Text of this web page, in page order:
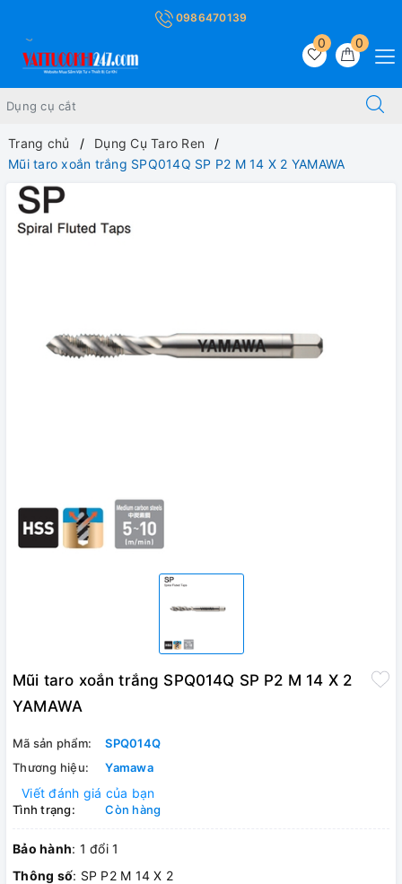
0986470139
0
0
Trang chủ
Dụng Cụ Taro Ren
Mũi taro xoắn trắng SPQ014Q SP P2 M 14 X 2 YAMAWA
Mũi taro xoắn trắng SPQ014Q SP P2 M 14 X 2
YAMAWA
Mã sản phẩm:
SPQ014Q
Thương hiệu:
Yamawa
Viết đánh giá của bạn
Tình trạng: Còn hàng
Bảo hành: 1 đổi 1
Thông số: SP P2 M 14 X 2